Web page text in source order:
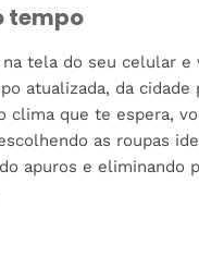
tempo
tela do seu celular e
atualizada, da cidade
clima que te espera,
as roupas
apuros e eliminando